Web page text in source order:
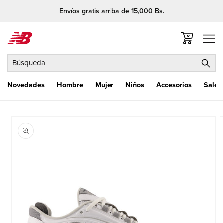
Envíos gratis arriba de 15,000 Bs.
Novedades Hombre Mujer Niños Accesorios Sale
Búsqueda
Carrito
a la
información